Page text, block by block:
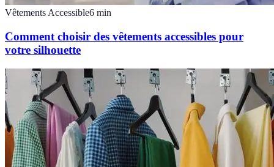
Vêtements Accessible6 min
Comment choisir des vêtements accessibles pour
votre silhouette